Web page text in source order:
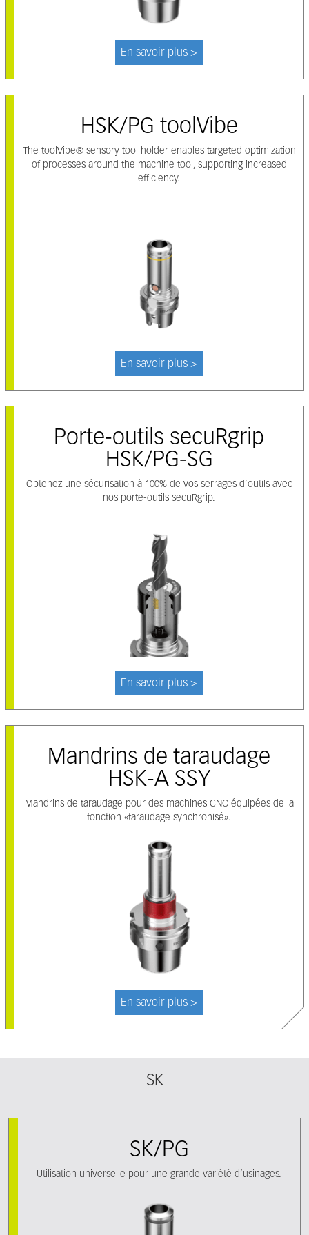
En savoir plus >
HSK/PG toolVibe
The toolVibe® sensory tool holder enables targeted optimization
of processes around the machine tool, supporting increased
efficiency.
En savoir plus >
Porte-outils secuRgrip
HSK/PG-SG
Obtenez une sécurisation à 100% de vos serrages d’outils avec
nos porte-outils secuRgrip.
En savoir plus >
Mandrins de taraudage
HSK-A SSY
Mandrins de taraudage pour des machines CNC équipées de la
fonction «taraudage synchronisé».
En savoir plus >
SK
SK/PG
Utilisation universelle pour une grande variété d’usinages.